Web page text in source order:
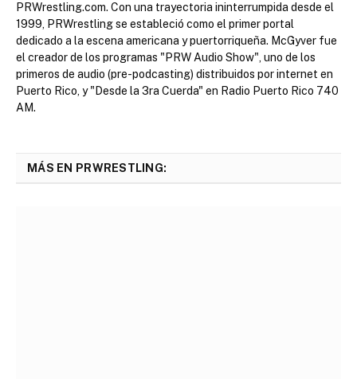
PRWrestling.com. Con una trayectoria ininterrumpida desde el
1999, PRWrestling se estableció como el primer portal
dedicado a la escena americana y puertorriqueña. McGyver fue
el creador de los programas "PRW Audio Show", uno de los
primeros de audio (pre-podcasting) distribuidos por internet en
Puerto Rico, y "Desde la 3ra Cuerda" en Radio Puerto Rico 740
AM.
MÁS EN PRWRESTLING: